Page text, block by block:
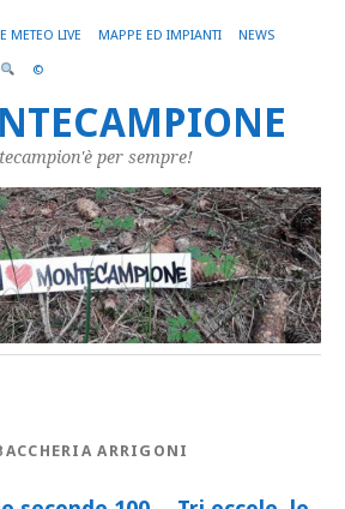
METEO LIVE MAPPE ED IMPIANTI NEWS
©
per sempre!
ARRIGONI